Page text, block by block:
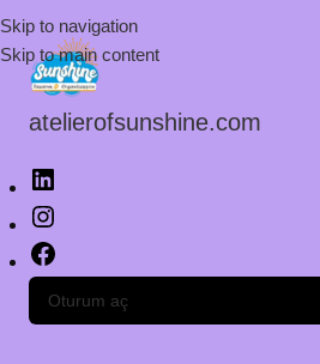
Skip to navigation
Skip to main content
atelierofsunshine.com
Oturum aç